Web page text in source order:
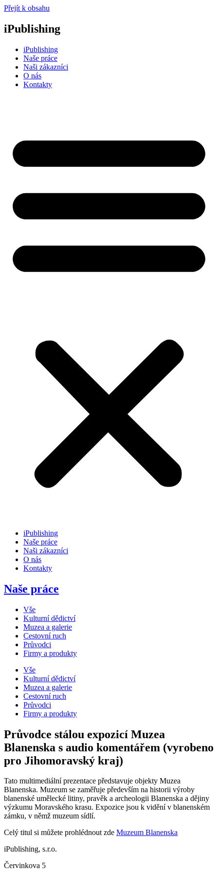
Přejít k obsahu
iPublishing
iPublishing
Naše práce
Naši zákazníci
O nás
Kontakty
iPublishing
Naše práce
Naši zákazníci
O nás
Kontakty
Naše práce
Vše
Kulturní dědictví
Muzea a galerie
Cestovní ruch
Průvodci
Firmy a produkty
Vše
Kulturní dědictví
Muzea a galerie
Cestovní ruch
Průvodci
Firmy a produkty
Průvodce stálou expozicí Muzea
Blanenska s audio komentářem (vyrobeno
pro Jihomoravský kraj)
Tato multimediální prezentace představuje objekty Muzea
Blanenska. Muzeum se zaměřuje především na historii výroby
blanenské umělecké litiny, pravěk a archeologii Blanenska a dějiny
výzkumu Moravského krasu. Expozice jsou k vidění v blanenském
zámku, v němž muzeum sídlí.
Celý titul si můžete prohlédnout zde Muzeum Blanenska
iPublishing, s.r.o.
Červinkova 5